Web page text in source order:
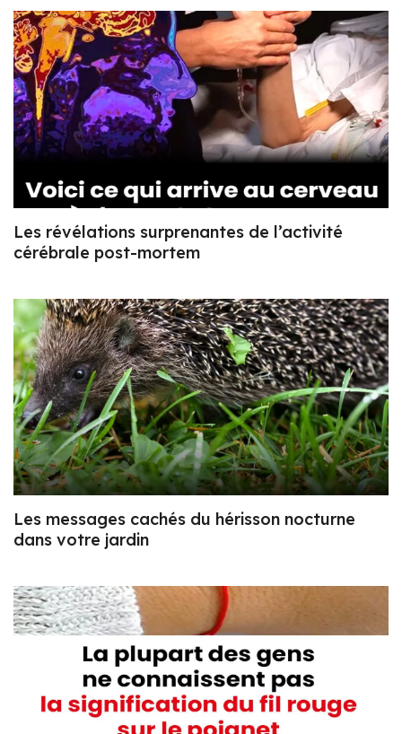
Les révélations surprenantes de l’activité
cérébrale post-mortem
Les messages cachés du hérisson nocturne
dans votre jardin